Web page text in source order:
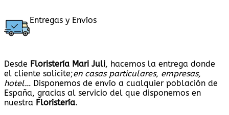
Entregas y Envíos
Desde Floristería Mari Juli, hacemos la entrega donde
el cliente solicite;en casas particulares, empresas,
hotel… Disponemos de envío a cualquier población de
España, gracias al servicio del que disponemos en
nuestra Floristería.